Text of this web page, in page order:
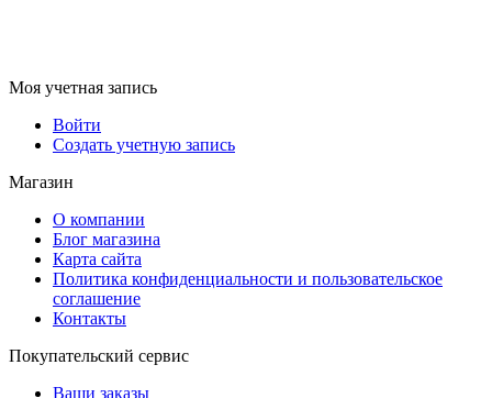
Моя учетная запись
Войти
Создать учетную запись
Магазин
О компании
Блог магазина
Карта сайта
Политика конфиденциальности и пользовательское
соглашение
Контакты
Покупательский сервис
Ваши заказы